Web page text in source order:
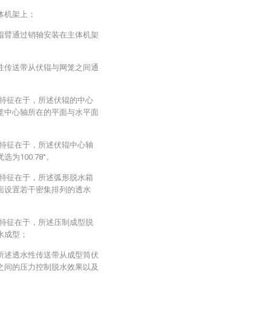
架上；
臂通过销轴安装在主体机架
传送带从伏辊与网笼之间通
征在于，所述伏辊的中心
中心轴所在的平面与水平面
征在于，所述伏辊中心轴
为100.78°。
征在于，所述弧形脱水箱
设置若干密集排列的透水
征在于，所述压制成型脱
型；
述透水性传送带从成型筒伏
的压力控制脱水效果以及